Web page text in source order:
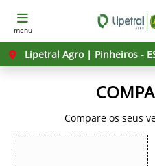
menu
Lipetral Agro | Pinheiros -
Compare os seus